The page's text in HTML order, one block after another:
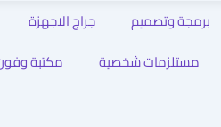
برمجة وتصميم جراج الاجهزة
مستلزمات شخصية مكتبة